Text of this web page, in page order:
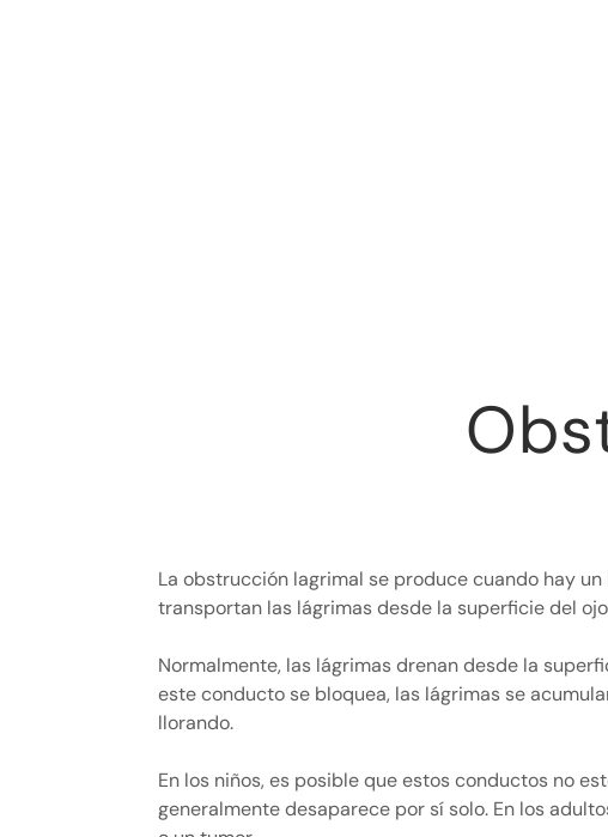
La obstrucción lagrimal se produce cuando hay
transportan las lágrimas desde la superficie del
Normalmente, las lágrimas drenan desde la
este conducto se bloquea, las lágrimas se
llorando.
En los niños, es posible que estos conductos no
generalmente desaparece por sí solo. En los